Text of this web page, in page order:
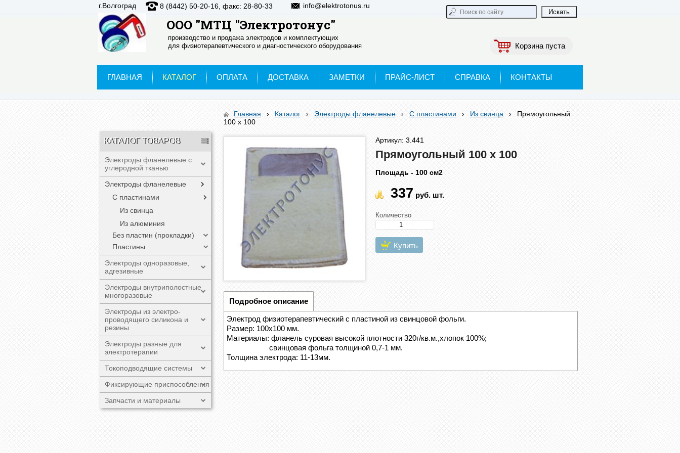
Корзина пуста
ООО "МТЦ "Электротонус"
производство и продажа электродов и комплектующих
для физиотерапевтического и диагностического оборудования
г.Волгоград 8 (8442) 50-20-16, факс: 28-80-33 info@elektrotonus.ru
ГЛАВНАЯ КАТАЛОГ ОПЛАТА ДОСТАВКА ЗАМЕТКИ ПРАЙС-ЛИСТ СПРАВКА КОНТАКТЫ
КАТАЛОГ ТОВАРОВ
Электроды фланелевые с
углеродной тканью
Электроды фланелевые
С пластинами
Из свинца
Из алюминия
Без пластин (прокладки)
Пластины
Электроды одноразовые,
адгезивные
Электроды внутриполостные
многоразовые
Электроды из электро-
проводящего силикона и
резины
Электроды разные для
электротерапии
Токоподводящие системы
Фиксирующие приспособления
Запчасти и материалы
Главная › Каталог › Электроды фланелевые › С пластинами › Из свинца ›
Прямоугольный
100 х 100
Артикул: 3.441
Прямоугольный 100 х 100
Площадь - 100 см2
337 руб. шт.
Количество
Купить
Подробное описание
Электрод физиотерапевтический с пластиной из свинцовой фольги.
Размер: 100х100 мм.
Материалы: фланель суровая высокой плотности 320г/кв.м.,хлопок 100%;
свинцовая фольга толщиной 0,7-1 мм.
Толщина электрода: 11-13мм.